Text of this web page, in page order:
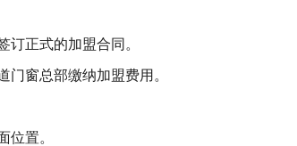
正式的加盟合同。
窗总部缴纳加盟费用。
位置。